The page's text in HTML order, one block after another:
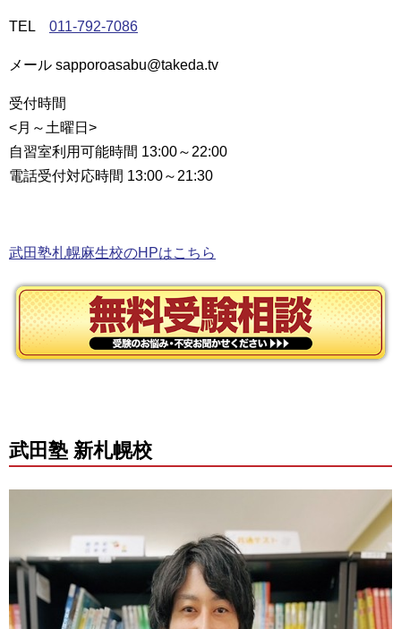
TEL 011-792-7086
メール sapporoasabu@takeda.tv
受付時間
<月～土曜日>
自習室利用可能時間 13:00～22:00
電話受付対応時間 13:00～21:30
武田塾札幌麻生校のHPはこちら
武田塾 新札幌校